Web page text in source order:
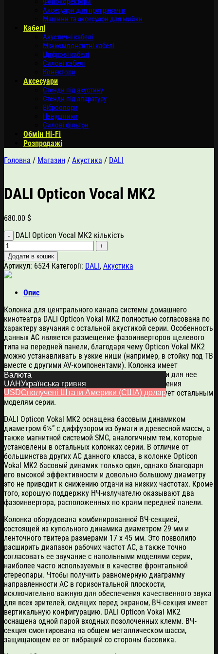
Аксесуари для програвачів
Машини та аксесуари для мийки
Кабелі
Акустичні кабелі
Міжкомпонентні кабелі
Цифрові кабелі
Силові кабелі
Конектори
Аксесуари
Стенди під акустику
Стенди під апаратуру
Віброопори
Навушники
Силові фільтри
Обмін Hi-Fi
Розпродажі
Головна / Магазин / Акустика / DALI
DALI Opticon Vocal MK2
680.00 $
DALI Opticon Vocal MK2 кількість
Додати в кошик
Артикул: 6524 Категорії: DALI, Акустика
Опис
Колонка для центрального канала системы домашнего
кинотеатра DALI Opticon Vokal MK2 полностью согласована по
характеру звучания с остальной акустикой серии. Особенность
данных АС является размещение фазоинверторов щелевого
типа на передней панели, благодаря чему Opticon Vokal MK2
можно устанавливать в узкие ниши (например, в стойку под ТВ
вместе с другими AV-компонентами). Колонка имеет
сравнительно небольшие габариты, так что найти для нее
подходящее место не составит труда. С точки зрения
вариантов отделки данная АС также соответствует остальным
моделям серии.
DALI Opticon Vokal MK2 оснащена басовым динамиком
диаметром 6½” с диффузором из бумаги и древесной массы, а
также магнитной системой SMC, аналогичным тем, которые
установлены в остальных колонках серии. В отличие от
большинства других АС данного класса, в колонке Opticon
Vokal MK2 басовый динамик только один, однако благодаря
его высокой эффективности и довольно большому диаметру
это не приводит к снижению отдачи на низких частотах. Кроме
того, хорошую поддержку НЧ-излучателю оказывают два
фазоинвертора, расположенных по краям передней панели.
Колонка оборудована комбинированной ВЧ-секцией,
состоящей из купольного динамика диаметром 29 мм и
ленточного твитера размерами 17 х 45 мм. Это позволило
расширить диапазон рабочих частот АС, а также точно
согласовать ее звучание с напольными моделями серии,
наиболее часто используемых в качестве фронтальной
стереопары. Чтобы получить равномерную диаграмму
направленности АС в горизонтальной плоскости,
исключительно важную для обеспечения качественного звука
для всех зрителей, сидящих перед экраном, ВЧ-секция имеет
вертикальную конфигурацию. DALI Opticon Vokal MK2
оснащена одной парой входных позолоченных клемм. ВЧ-
секция смонтирована на общем металлическом шасси,
защищающем ее от вибраций со стороны басовика.
Валюта
UAHУкраїнська гривня
USDСполучені Штати Америки (США) долар